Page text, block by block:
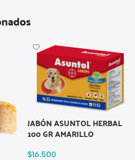
JABÓN ASUNTOL HERBAL
100 GR AMARILLO
$16.500